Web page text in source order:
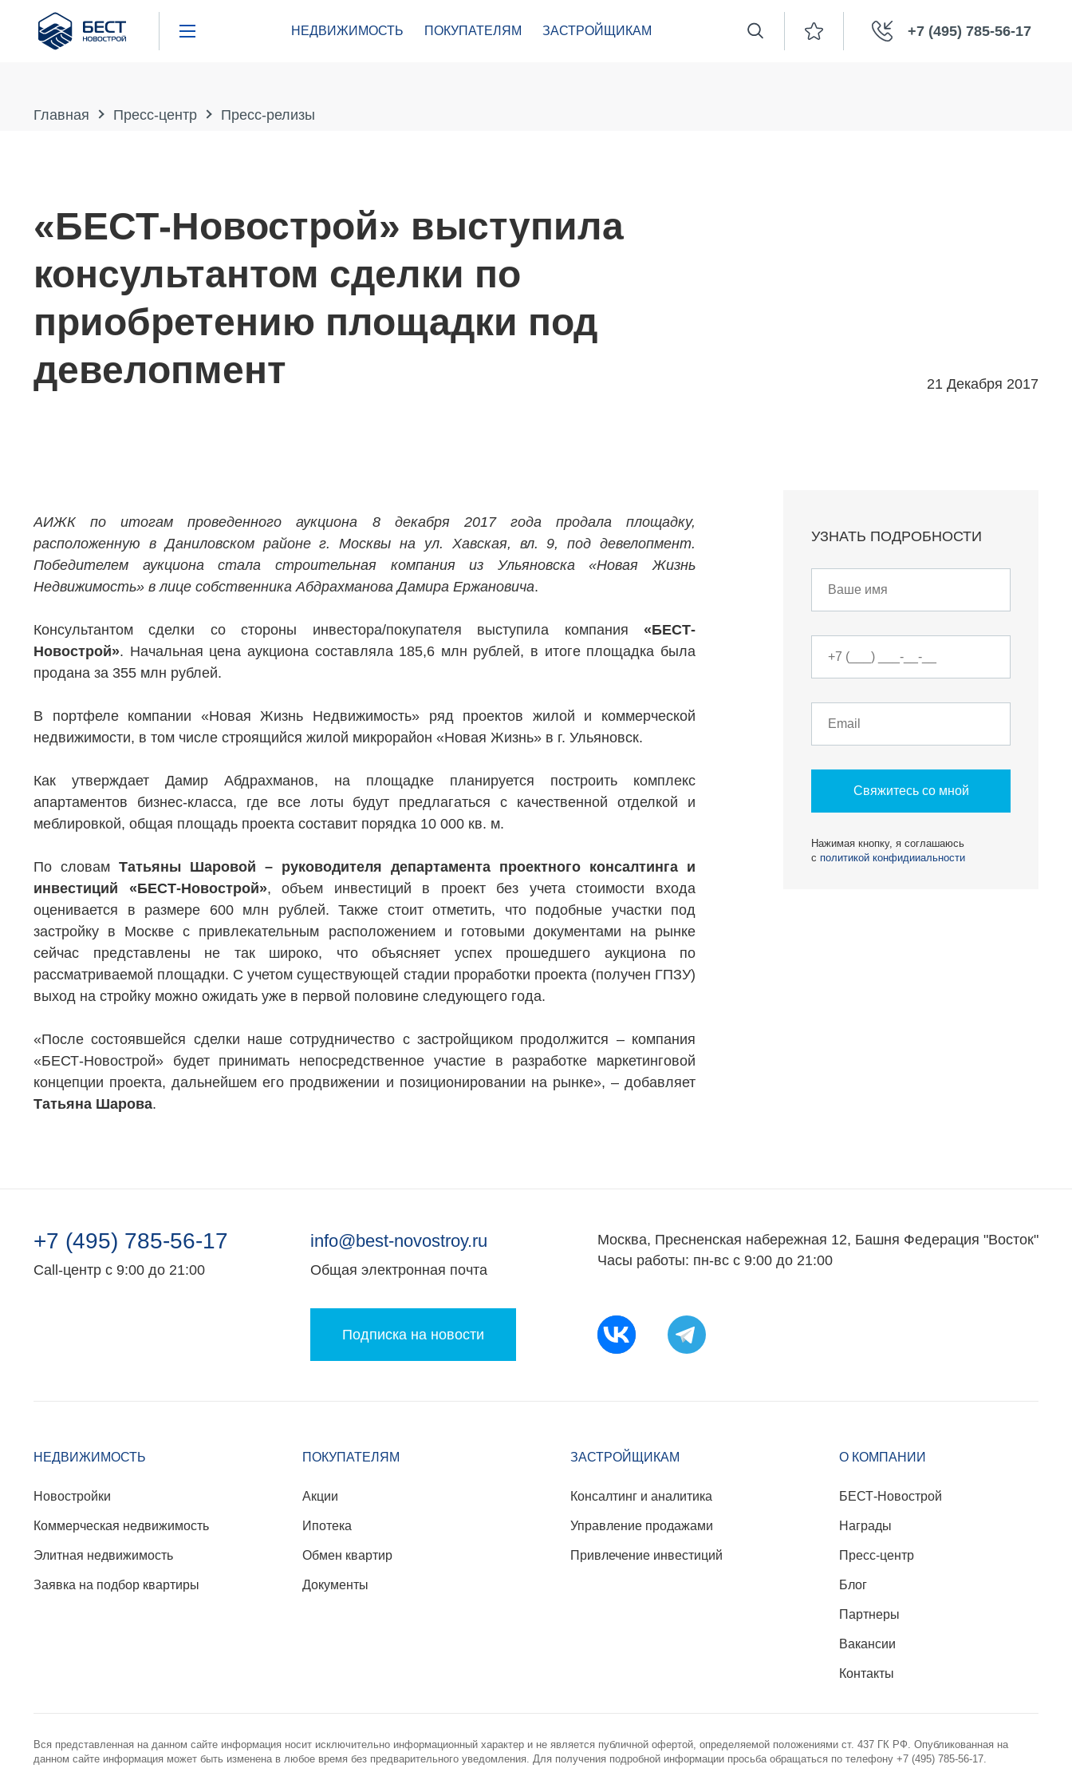
Бест
Новострой
НЕДВИЖИМОСТЬ ПОКУПАТЕЛЯМ ЗАСТРОЙЩИКАМ +7 (495) 785-56-17
НЕДВИЖИМОСТЬ
Новостройки
Элитная недвижимость
Заявка на подбор квартиры
ПОКУПАТЕЛЯМ
Обмен квартир
Документы
ЗАСТРОЙЩИКАМ
Привлечение инвестиций
БЕСТ-Новострой
Награды
Главная Пресс-центр Пресс-релизы
«БЕСТ-Новострой» выступила
консультантом сделки по
приобретению площадки под
девелопмент
21 Декабря 2017
АИЖК по итогам проведенного аукциона 8 декабря 2017 года продала площадку,
расположенную в Даниловском районе г. Москвы на ул. Хавская, вл. 9, под девелопмент.
Победителем аукциона стала строительная компания из Ульяновска «Новая Жизнь
Недвижимость» в лице собственника Абдрахманова Дамира Ержановича.
Консультантом сделки со стороны инвестора/покупателя выступила компания «БЕСТ-
Новострой». Начальная цена аукциона составляла 185,6 млн рублей, в итоге площадка была
продана за 355 млн рублей.
В портфеле компании «Новая Жизнь Недвижимость» ряд проектов жилой и коммерческой
недвижимости, в том числе строящийся жилой микрорайон «Новая Жизнь» в г. Ульяновск.
Как утверждает Дамир Абдрахманов, на площадке планируется построить комплекс
апартаментов бизнес-класса, где все лоты будут предлагаться с качественной отделкой и
меблировкой, общая площадь проекта составит порядка 10 000 кв. м.
По словам Татьяны Шаровой – руководителя департамента проектного консалтинга и
инвестиций «БЕСТ-Новострой», объем инвестиций в проект без учета стоимости входа
оценивается в размере 600 млн рублей. Также стоит отметить, что подобные участки под
застройку в Москве с привлекательным расположением и готовыми документами на рынке
сейчас представлены не так широко, что объясняет успех прошедшего аукциона по
рассматриваемой площадки. С учетом существующей стадии проработки проекта (получен ГПЗУ)
выход на стройку можно ожидать уже в первой половине следующего года.
«После состоявшейся сделки наше сотрудничество с застройщиком продолжится – компания
«БЕСТ-Новострой» будет принимать непосредственное участие в разработке маркетинговой
концепции проекта, дальнейшем его продвижении и позиционировании на рынке», – добавляет
Татьяна Шарова.
УЗНАТЬ ПОДРОБНОСТИ
Свяжитесь со мной
Нажимая кнопку, я соглашаюсь
с политикой конфидииальности
+7 (495) 785-56-17
Call-центр с 9:00 до 21:00
info@best-novostroy.ru
Общая электронная почта
Подписка на новости
Москва, Пресненская набережная 12, Башня Федерация "Восток"
Часы работы: пн-вс с 9:00 до 21:00
НЕДВИЖИМОСТЬ
Новостройки
Коммерческая недвижимость
Элитная недвижимость
Заявка на подбор квартиры
ПОКУПАТЕЛЯМ
Акции
Ипотека
Обмен квартир
Документы
ЗАСТРОЙЩИКАМ
Консалтинг и аналитика
Управление продажами
Привлечение инвестиций
О КОМПАНИИ
БЕСТ-Новострой
Награды
Пресс-центр
Блог
Партнеры
Вакансии
Контакты
Вся представленная на данном сайте информация носит исключительно информационный характер и не является публичной офертой, определяемой положениями ст. 437 ГК РФ. Опубликованная на
данном сайте информация может быть изменена в любое время без предварительного уведомления. Для получения подробной информации просьба обращаться по телефону +7 (495) 785-56-17.